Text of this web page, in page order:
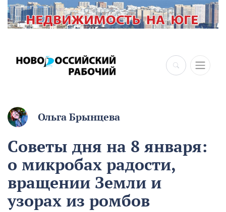
×
Ольга Брынцева
Советы дня на 8 января:
о микробах радости,
вращении Земли и
узорах из ромбов